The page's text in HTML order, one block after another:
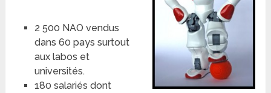
2 500 NAO vendus
dans 60 pays surtout
aux labos et
universités.
180 salariés dont